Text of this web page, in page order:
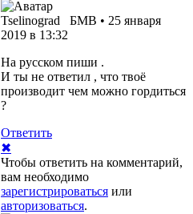
Tselinograd БМВ • 25 января
2019 в 13:32
На русском пиши .
И ты не ответил , что твоё
производит чем можно гордиться
?
Ответить
✖
Чтобы ответить на комментарий,
вам необходимо
зарегистрироваться или
авторизоваться.